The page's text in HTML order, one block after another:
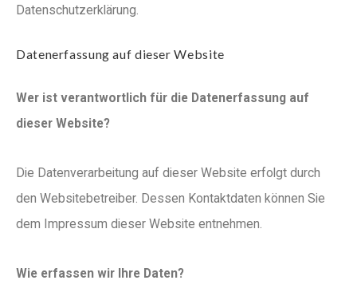
Datenschutzerklärung.
Datenerfassung auf dieser Website
Wer ist verantwortlich für die Datenerfassung auf
dieser Website?
Die Datenverarbeitung auf dieser Website erfolgt durch
den Websitebetreiber. Dessen Kontaktdaten können Sie
dem Impressum dieser Website entnehmen.
Wie erfassen wir Ihre Daten?